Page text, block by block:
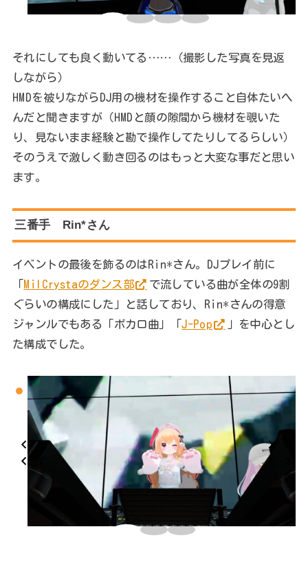
それにしても良く動いてる……（撮影した写真を見返
しながら）
HMDを被りながらDJ用の機材を操作すること自体たいへ
んだと聞きますが（HMDと顔の隙間から機材を覗いた
り、見ないまま経験と勘で操作してたりしてるらしい）
そのうえで激しく動き回るのはもっと大変な事だと思い
ます。
三番手 Rin*さん
イベントの最後を飾るのはRin*さん。DJプレイ前に
「MilCrystaのダンス部
で流している曲が全体の9割
ぐらいの構成にした」と話しており、Rin*さんの得意
ジャンルでもある「ボカロ曲」「J-Pop
」を中心とし
た構成でした。